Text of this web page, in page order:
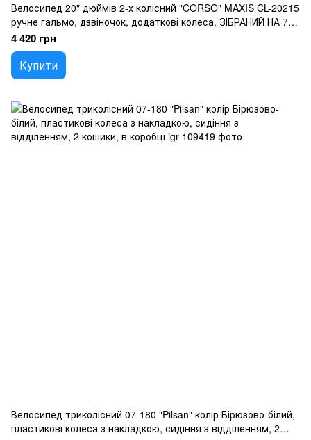
Велосипед 20" дюймів 2-х колісний "CORSO" MAXIS CL-20215
ручне гальмо, дзвіночок, додаткові колеса, ЗІБРАНИЙ НА 75,
в коробці
4 420 грн
Купити
Велосипед триколісний 07-180 "Pilsan" колір Бірюзово-білий,
пластикові колеса з накладкою, сидіння з відділенням, 2